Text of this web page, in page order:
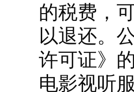
的税费，
以退还。
许可证》
电影视听服